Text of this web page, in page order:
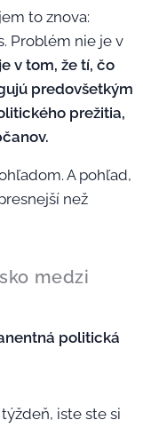
to znova:
Problém nie je v
v tom, že tí, čo
predovšetkým
prežitia,
A pohľad,
než
medzi
politická
iste ste si